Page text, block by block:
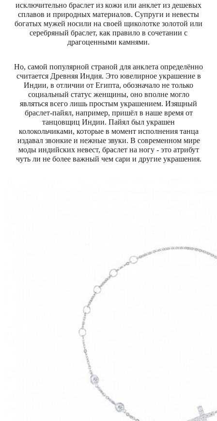
исключительно браслет из кожи или анклет из дешевых
сплавов и природных материалов. Супруги и невесты
богатых мужей носили на своей щиколотке золотой или
серебряный браслет, как правило в сочетании с
драгоценными камнями.
Но, самой популярной страной для анклета определённо
считается Древняя Индия. Это ювелирное украшение в
Индии, в отличии от Египта, обозначало не только
социальный статус женщины, оно вполне могло
являться всего лишь простым украшением. Изящный
браслет-пайял, например, пришёл в наше время от
танцовщиц Индии. Пайял был украшен
колокольчиками, которые в момент исполнения танца
издавал звонкие и нежные звуки. В современном мире
моды индийских невест, браслет на ногу - это атрибут
чуть ли не более важный чем сари и другие украшения.